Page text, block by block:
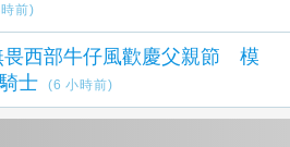
前)
畏西部牛仔風歡慶父親節 模
士
(6 小時前)